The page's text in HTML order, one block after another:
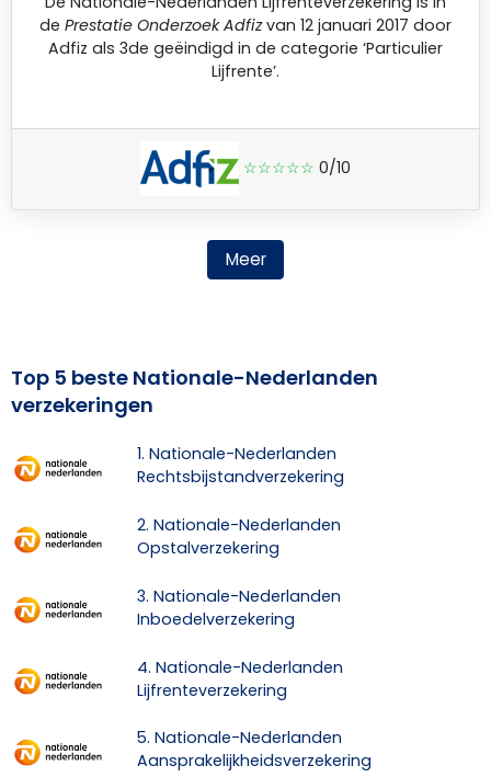
de Prestatie Onderzoek Adfizvan 12 januari 2017 door
Adfiz als 3de geëindigd in de categorie ‘Particulier
Lijfrente’.
☆☆☆☆☆ 0/10
Meer
Top 5 beste Nationale-Nederlanden
verzekeringen
1. Nationale-Nederlanden
Rechtsbijstandverzekering
2. Nationale-Nederlanden
Opstalverzekering
3. Nationale-Nederlanden
Inboedelverzekering
4. Nationale-Nederlanden
Lijfrenteverzekering
5. Nationale-Nederlanden
Aansprakelijkheidsverzekering